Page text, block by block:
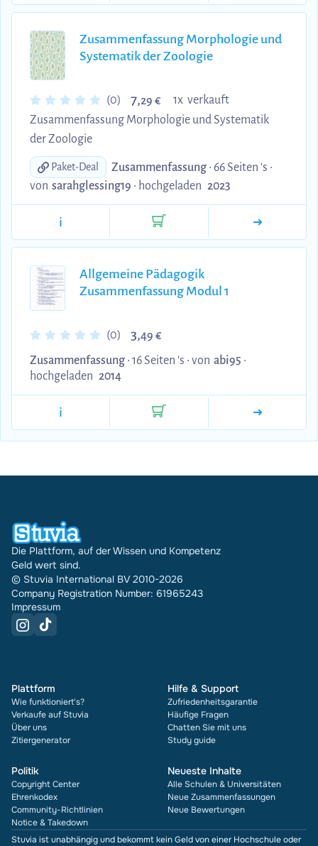
Zusammenfassung Morphologie und
Systematik der Zoologie
(0) 7,29 €
1x verkauft
Zusammenfassung Morphologie und Systematik
der Zoologie
Paket-Deal Zusammenfassung • 66 Seiten 's •
von sarahglessing19 • hochgeladen 2023
i
Allgemeine Pädagogik
Zusammenfassung Modul 1
(0) 3,49 €
Zusammenfassung • 16 Seiten 's • von abi95 •
hochgeladen 2014
i
Die Plattform, auf der Wissen und Kompetenz
Geld wert sind.
© Stuvia International BV 2010-2026
Company Registration Number: 61965243
Impressum
Plattform
Wie funktioniert's?
Verkaufe auf Stuvia
Über uns
Zitiergenerator
Hilfe & Support
Zufriedenheitsgarantie
Häufige Fragen
Chatten Sie mit uns
Study guide
Politik
Copyright Center
Ehrenkodex
Community-Richtlinien
Notice & Takedown
Neueste Inhalte
Alle Schulen & Universitäten
Neue Zusammenfassungen
Neue Bewertungen
Stuvia ist unabhängig und bekommt kein Geld von einer Hochschule oder